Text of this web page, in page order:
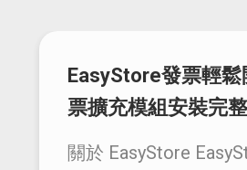
EasyStore發票輕
票擴充模組安裝完
關於 EasyStore